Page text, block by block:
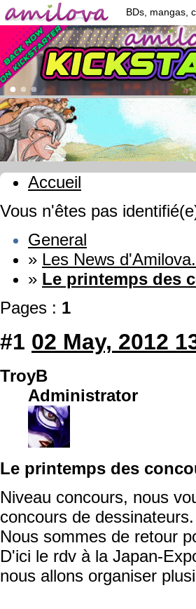
BDs, mangas,
Accueil
Vous n'êtes pas
General
» Les News
» Le printemps des
Pages : 1
#1 02 May, 2012
TroyB
Administrator
Le printemps des
Niveau concours, nous
concours de dessinateurs.
Nous sommes de retour
D'ici le rdv à la Japan-
nous allons organiser